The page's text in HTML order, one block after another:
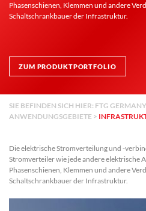
Phasenschienen, Klemmen und andere
Schaltschrankbauer der Infrastruktur.
ZUM PRODUKTPORTFOLIO
SIE BEFINDEN SICH HIER: FTG GERMANY
ANWENDUNGSGEBIETE >
Die elektrische Stromverteilung und -
Stromverteiler wie jede andere elektrische
Phasenschienen, Klemmen und andere
Schaltschrankbauer der Infrastruktur.